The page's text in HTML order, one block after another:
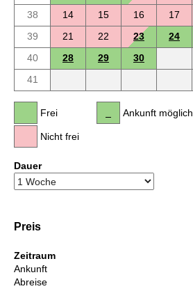
38
14 15 16 17
39
21 22 23 24
40
28 29
30
41
Frei
Nicht frei
Ankunft möglich
Dauer
Preis
Zeitraum
Ankunft
Abreise